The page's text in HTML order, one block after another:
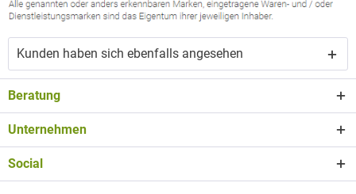
Kunden haben sich ebenfalls angesehen
Beratung
Unternehmen
Social